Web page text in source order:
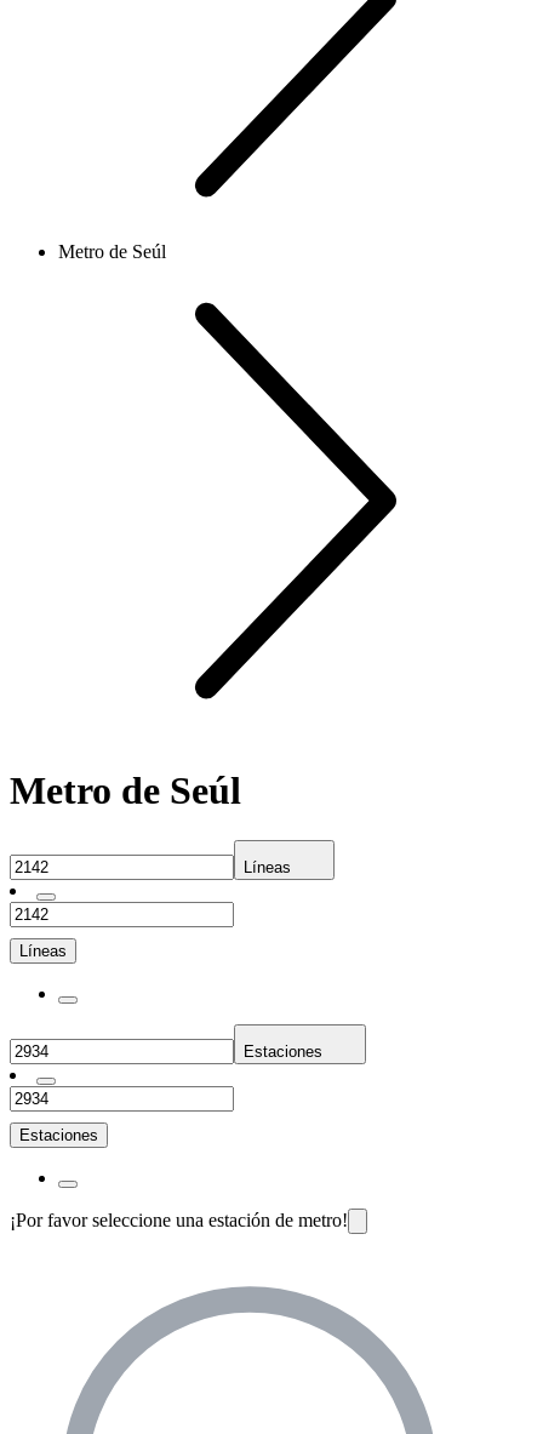
Metro de Seúl
Metro de Seúl
Líneas
Líneas
Estaciones
Estaciones
¡Por favor seleccione una estación de metro!